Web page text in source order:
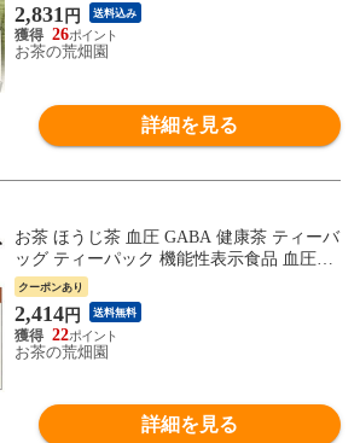
2,831 円 送料込み
26
お茶の荒畑園
詳細を見る
お茶 ほうじ茶 血圧 GABA 健康茶 ティーバ
ッグ ティーパック 機能性表示食品 血圧が
気になる方へ GABAのほうじ茶 3g×30包
クーポンあり
2,414円 送料無料
22
お茶の荒畑園
詳細を見る